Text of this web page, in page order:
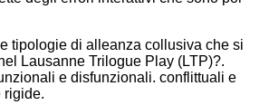
tipologie di alleanza collusiva che si
Lausanne Trilogue Play (LTP)?.
e disfunzionali. conflittuali e
rigide.